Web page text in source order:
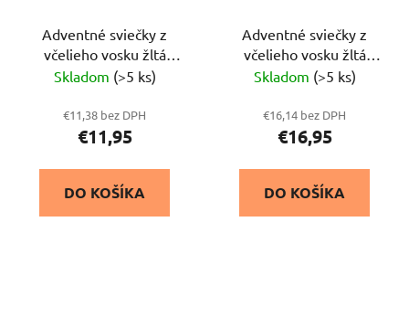
Adventné sviečky z
včelieho vosku žltá
18,14,10,6 x 3 cm
Skladom (>5 ks)
€11,38 bez DPH
€11,95
DO KOŠÍKA
Adventné sviečky z
včelieho vosku žltá
18,14,10,6 x 4,5 cm
Skladom (>5 ks)
€16,14 bez DPH
€16,95
DO KOŠÍKA